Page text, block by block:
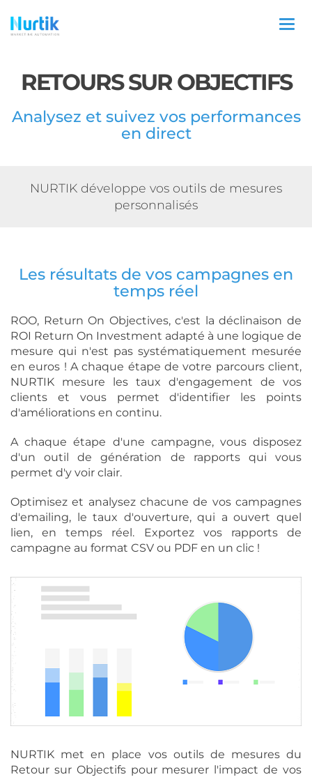
RETOURS SUR OBJECTIFS
Analysez et suivez vos performances
en direct
NURTIK développe vos outils de mesures
personnalisés
Les résultats de vos campagnes en
temps réel
ROO, Return On Objectives, c'est la déclinaison de
ROI Return On Investment adapté à une logique de
mesure qui n'est pas systématiquement mesurée
en euros ! A chaque étape de votre parcours client,
NURTIK mesure les taux d'engagement de vos
clients et vous permet d'identifier les points
d'améliorations en continu.
A chaque étape d'une campagne, vous disposez
d'un outil de génération de rapports qui vous
permet d'y voir clair.
Optimisez et analysez chacune de vos campagnes
d'emailing, le taux d'ouverture, qui a ouvert quel
lien, en temps réel. Exportez vos rapports de
campagne au format CSV ou PDF en un clic !
NURTIK met en place vos outils de mesures du
Retour sur Objectifs pour mesurer l'impact de vos